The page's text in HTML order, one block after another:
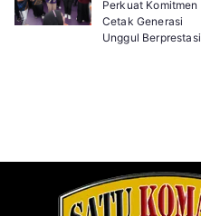
Perkuat Komitmen
Cetak Generasi
Unggul Berprestasi